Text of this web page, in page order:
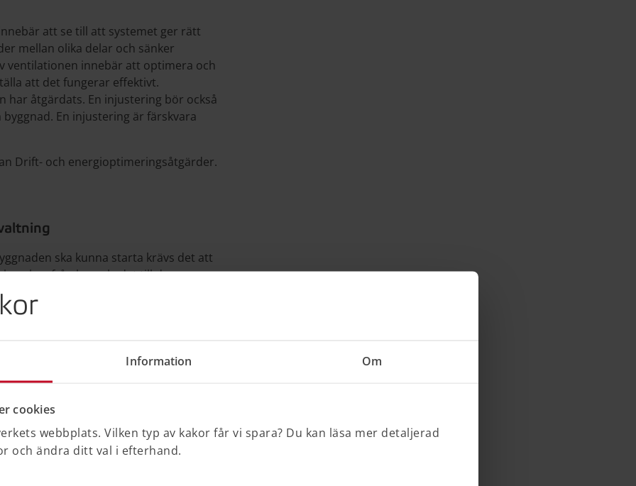
Information Om
cookies
webbplats. Vilken typ av kakor får vi spara? Du kan läsa mer detaljerad
och ändra ditt val i efterhand.
att se till att systemet ger rätt
mellan olika delar och sänker
ventilationen innebär att optimera och
att det fungerar effektivt.
har åtgärdats. En injustering bör också
En injustering är färskvara
Drift- och energioptimeringsåtgärder.
ska kunna starta krävs det att
från byggskedet till den
av byggnaden.
utbildade och får kunskap om
genomförts.
under rubriken
enligt de avtal som finns mellan